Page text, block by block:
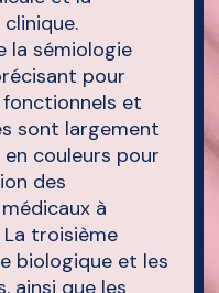
la sémiologie
pour
fonctionnels et
sont largement
couleurs pour
des
à
troisième
biologique et les
ainsi que les